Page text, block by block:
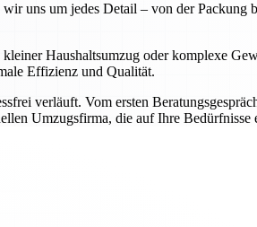
uns um jedes Detail – von der Packung
Haushaltsumzug oder komplexe
Effizienz und Qualität.
verläuft. Vom ersten
Umzugsfirma, die auf Ihre Bedürfnisse